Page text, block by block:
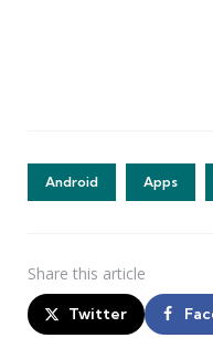
Android Apps
Share this article
Twitter